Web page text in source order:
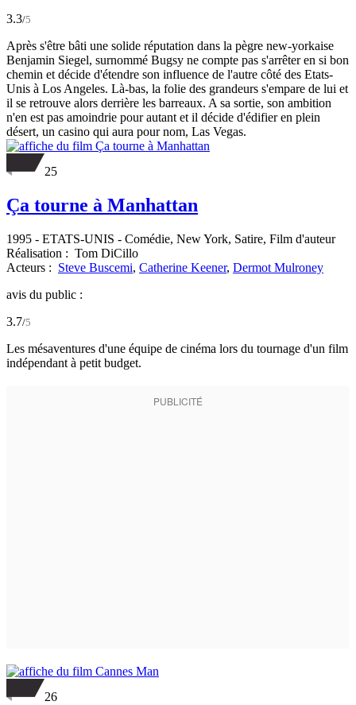
3.3/5
Après s'être bâti une solide réputation dans la pègre new-yorkaise
Benjamin Siegel, surnommé Bugsy ne compte pas s'arrêter en si bon
chemin et décide d'étendre son influence de l'autre côté des Etats-
Unis à Los Angeles. Là-bas, la folie des grandeurs s'empare de lui et
il se retrouve alors derrière les barreaux. A sa sortie, son ambition
n'en est pas amoindrie pour autant et il décide d'édifier en plein
désert, un casino qui aura pour nom, Las Vegas.
25
Ça tourne à Manhattan
1995 - ETATS-UNIS - Comédie, New York, Satire, Film d'auteur
Réalisation : Tom DiCillo
Acteurs : Steve Buscemi, Catherine Keener, Dermot Mulroney
avis du public :
3.7/5
Les mésaventures d'une équipe de cinéma lors du tournage d'un film
indépendant à petit budget.
26